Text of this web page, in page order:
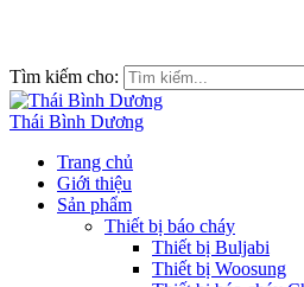
Tìm kiếm cho:
Thái Bình Dương
Trang chủ
Giới thiệu
Sản phẩm
Thiết bị báo cháy
Thiết bị Buljabi
Thiết bị Woosung